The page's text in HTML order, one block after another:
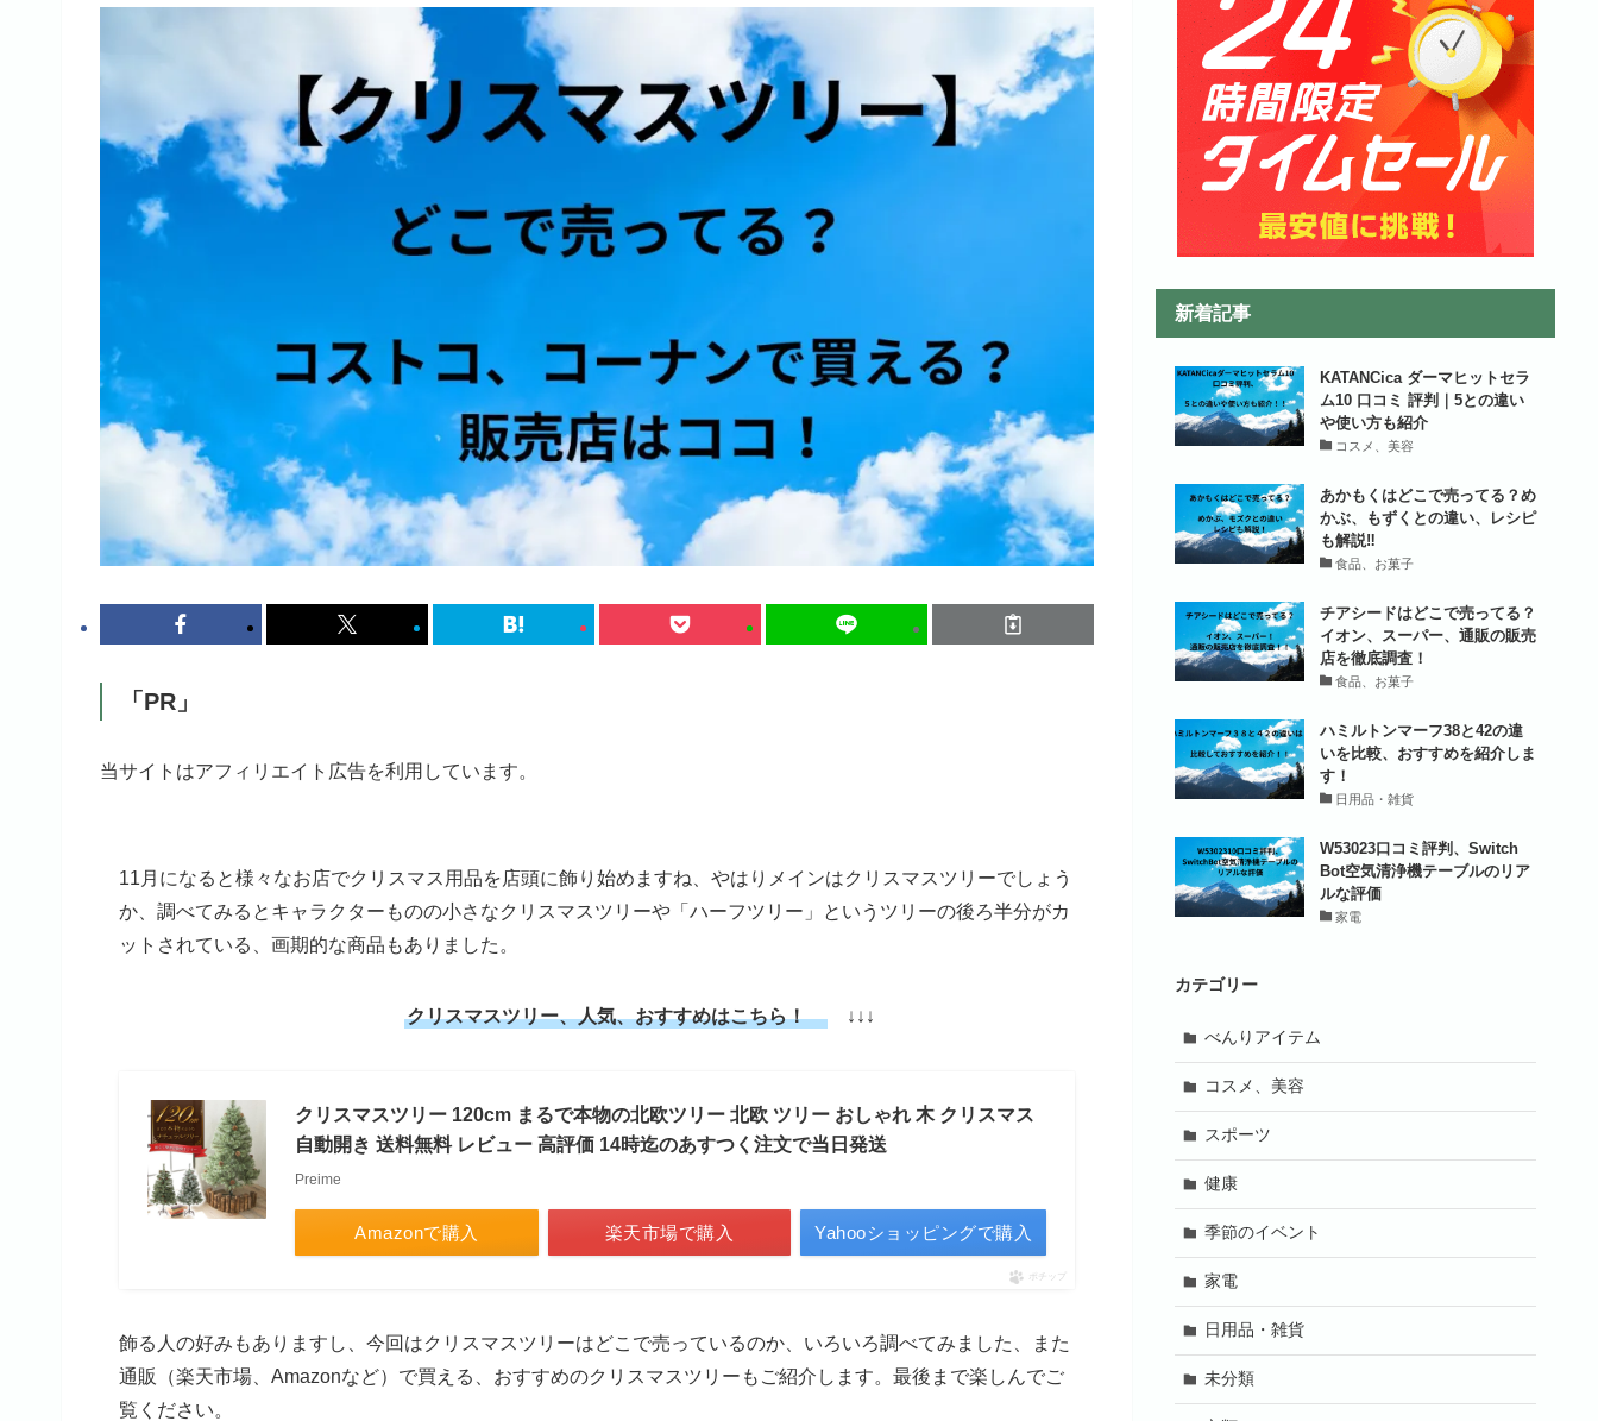
「PR」
当サイトはアフィリエイト広告を利用しています。
11月になると様々なお店でクリスマス用品を店頭に飾り始めますね、やはりメインはクリスマスツリーでしょう
か、調べてみるとキャラクターものの小さなクリスマスツリーや「ハーフツリー」というツリーの後ろ半分がカ
ットされている、画期的な商品もありました。
クリスマスツリー、人気、おすすめはこちら！ ↓↓↓
クリスマスツリー 120cm まるで本物の北欧ツリー 北欧 ツリー おしゃれ 木 クリスマス
自動開き 送料無料 レビュー 高評価 14時迄のあすつく注文で当日発送
Preime
Amazonで購入 楽天市場で購入 Yahooショッピングで購入
ポチップ
飾る人の好みもありますし、今回はクリスマスツリーはどこで売っているのか、いろいろ調べてみました、また
通販（楽天市場、Amazonなど）で買える、おすすめのクリスマスツリーもご紹介します。最後まで楽しんでご
覧ください。
新着記事
KATANCica ダーマヒットセラ
ム10 口コミ 評判｜5との違い
や使い方も紹介
コスメ、美容
あかもくはどこで売ってる？め
かぶ、もずくとの違い、レシピ
も解説‼
食品、お菓子
チアシードはどこで売ってる？
イオン、スーパー、通販の販売
店を徹底調査！
食品、お菓子
ハミルトンマーフ38と42の違
いを比較、おすすめを紹介しま
す！
日用品・雑貨
W53023口コミ評判、Switch
Bot空気清浄機テーブルのリア
ルな評価
家電
カテゴリー
べんりアイテム
コスメ、美容
スポーツ
健康
季節のイベント
家電
日用品・雑貨
未分類